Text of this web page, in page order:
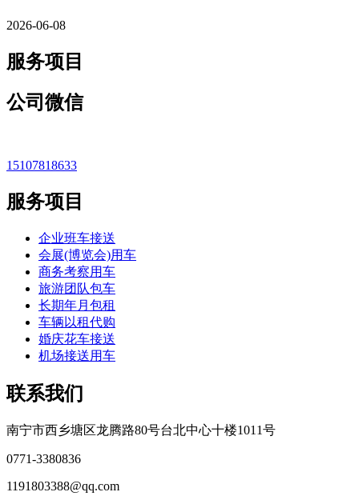
2026-06-08
服务项目
公司微信
15107818633
服务项目
企业班车接送
会展(博览会)用车
商务考察用车
旅游团队包车
长期年月包租
车辆以租代购
婚庆花车接送
机场接送用车
联系我们
南宁市西乡塘区龙腾路80号台北中心十楼1011号
0771-3380836
1191803388@qq.com